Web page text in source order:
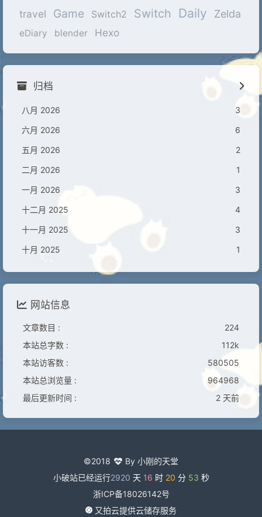
travel Game Switch2 Switch Daily Zelda
eDiary blender Hexo
归档
八月 2026
3
六月 2026
6
五月 2026
2
二月 2026
1
一月 2026
3
十二月 2025
4
十一月 2025
3
十月 2025
1
网站信息
文章数目 :
224
本站总字数 :
112k
本站访客数 :
580505
本站总浏览量 :
964968
最后更新时间 :
2 天前
©2018
By 小刚的天堂
小破站已经运行2920 天 16 时 20 分 53 秒
浙ICP备18026142号
又拍云提供云储存服务